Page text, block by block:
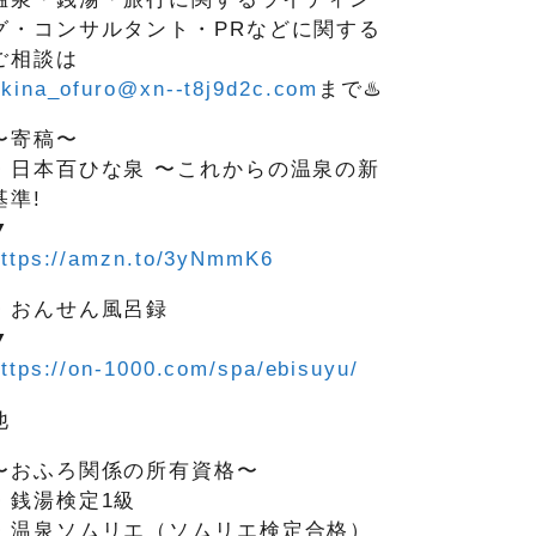
・コンサルタント・PRなどに関する
相談は
t8j9d2c.com まで♨️
寄稿〜
日本百ひな泉 〜これからの温泉の新
準!
amzn.to/3yNmmK6
おんせん風呂録
on-1000.com/spa/ebisuyu/
おふろ関係の所有資格〜
銭湯検定1級
温泉ソムリエ（ソムリエ検定合格）